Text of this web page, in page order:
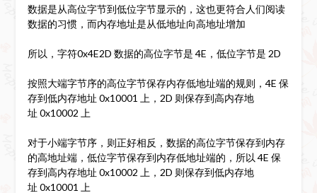
数据是从高位字节到低位字节显示的，这也更符合人们阅读
数据的习惯，而内存地址是从低地址向高地址增加
所以，字符0x4E2D 数据的高位字节是 4E，低位字节是 2D
按照大端字节序的高位字节保存内存低地址端的规则，4E 保
存到低内存地址 0x10001 上，2D 则保存到高内存地
址 0x10002 上
对于小端字节序，则正好相反，数据的高位字节保存到内存
的高地址端，低位字节保存到内存低地址端的，所以 4E 保
存到高内存地址 0x10002 上，2D 则保存到低内存地
址 0x10001 上